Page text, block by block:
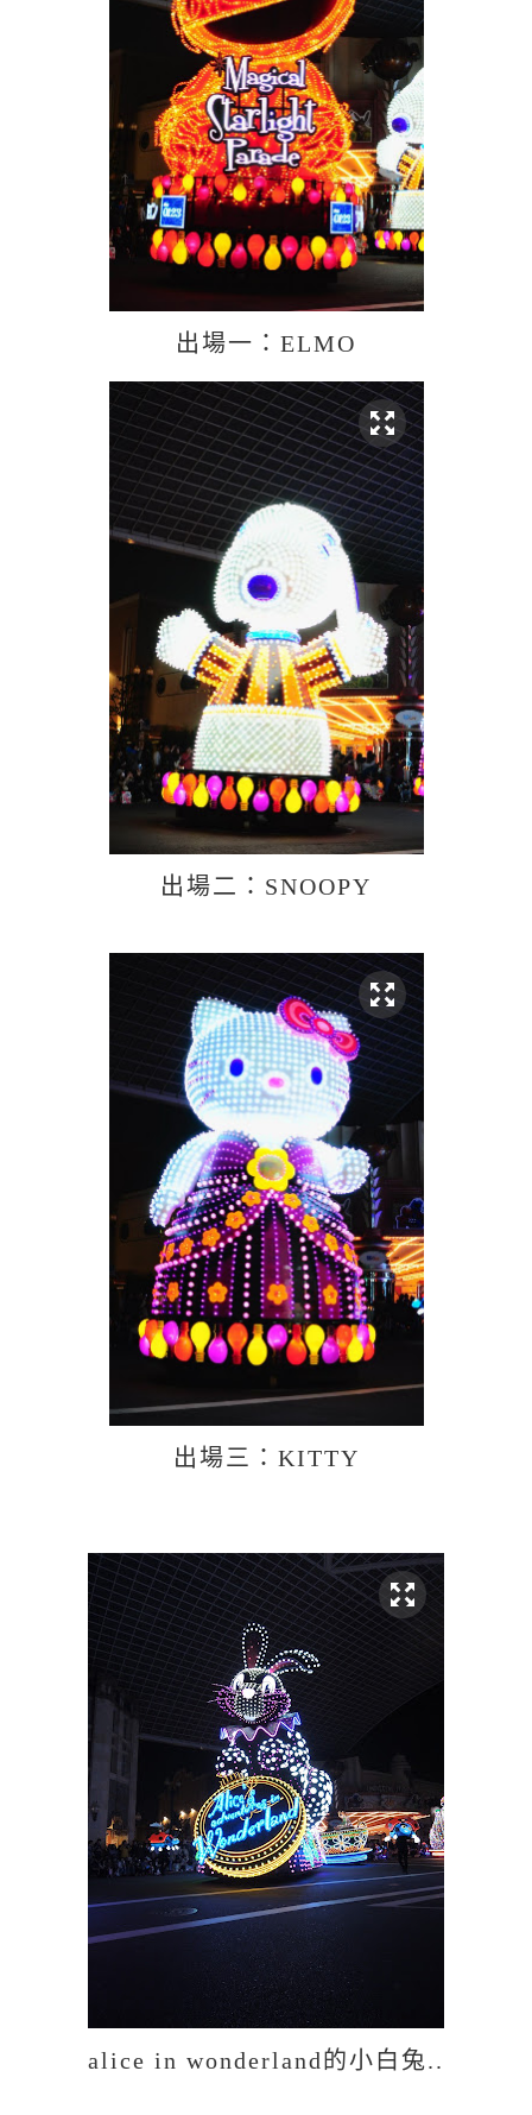
出場一：ELMO
出場二：SNOOPY
出場三：KITTY
alice in wonderland的小白兔..